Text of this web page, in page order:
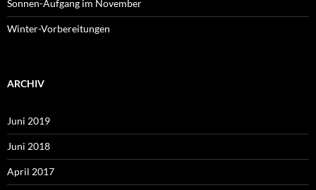
Sonnen-Aufgang im November
Winter-Vorbereitungen
ARCHIV
Juni 2019
Juni 2018
April 2017